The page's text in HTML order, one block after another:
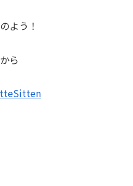
よう！
ら